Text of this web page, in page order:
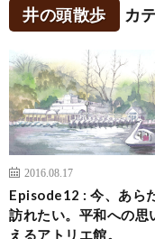
井の頭散歩 カ
2016.08.17
Episode12 : 今、あら
訪れたい。平和への思
えるアトリエ館。